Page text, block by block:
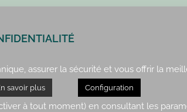
– Mentions légales & politique de confidentialité–
assurer la sécurité et vous offrir la
savoir plus Configuration
à tout moment) en consultant les